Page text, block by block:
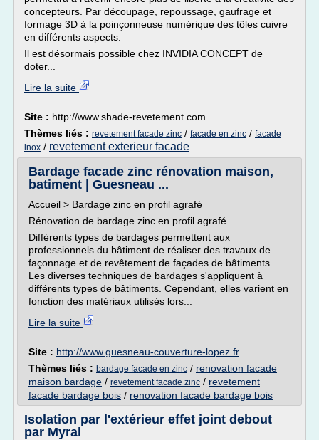
concepteurs. Par découpage, repoussage, gaufrage et
formage 3D à la poinçonneuse numérique des tôles cuivre
en différents aspects.
Il est désormais possible chez INVIDIA CONCEPT de
doter...
Lire la suite
Site : http://www.shade-revetement.com
Thèmes liés : revetement facade zinc / facade en zinc / facade
inox / revetement exterieur facade
Bardage facade zinc rénovation maison,
batiment | Guesneau ...
Accueil > Bardage zinc en profil agrafé
Rénovation de bardage zinc en profil agrafé
Différents types de bardages permettent aux
professionnels du bâtiment de réaliser des travaux de
façonnage et de revêtement de façades de bâtiments.
Les diverses techniques de bardages s'appliquent à
différents types de bâtiments. Cependant, elles varient en
fonction des matériaux utilisés lors...
Lire la suite
Site : http://www.guesneau-couverture-lopez.fr
Thèmes liés : bardage facade en zinc / renovation facade
maison bardage / revetement facade zinc / revetement
facade bardage bois / renovation facade bardage bois
Isolation par l'extérieur effet joint debout
par Myral